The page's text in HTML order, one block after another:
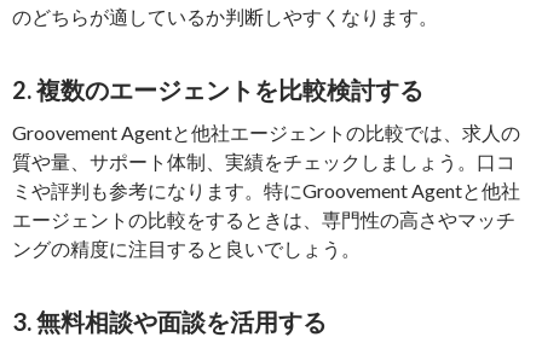
のどちらが適しているか判断しやすくなります。
2. 複数のエージェントを比較検討する
Groovement Agentと他社エージェントの比較では、求人の
質や量、サポート体制、実績をチェックしましょう。口コ
ミや評判も参考になります。特にGroovement Agentと他社
エージェントの比較をするときは、専門性の高さやマッチ
ングの精度に注目すると良いでしょう。
3. 無料相談や面談を活用する